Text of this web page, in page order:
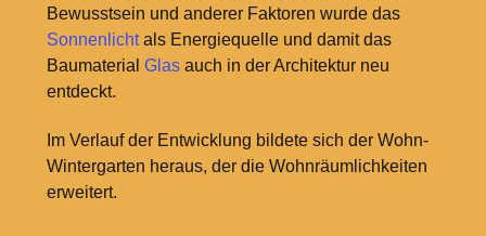
Bewusstsein und anderer Faktoren wurde das
Sonnenlichtals Energiequelle und damit das
Baumaterial Glasauch in der Architektur neu
entdeckt.
Im Verlauf der Entwicklung bildete sich der Wohn-
Wintergarten heraus, der die Wohnräumlichkeiten
erweitert.